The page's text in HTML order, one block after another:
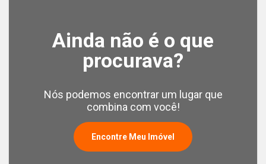
Ainda não é o que
procurava?
Nós podemos encontrar um lugar que
combina com você!
Encontre Meu Imóvel